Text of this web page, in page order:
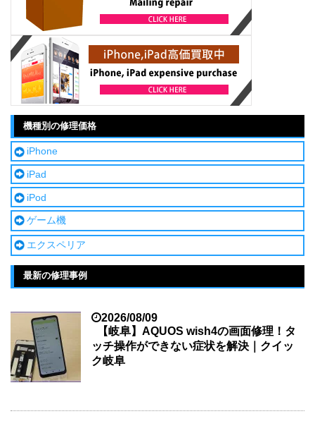
機種別の修理価格
iPhone
iPad
iPod
ゲーム機
エクスペリア
最新の修理事例
2026/08/09
【岐阜】AQUOS wish4の画面修理！タ
ッチ操作ができない症状を解決｜クイッ
ク岐阜